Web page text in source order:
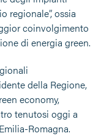
regionale”, ossia
coinvolgimento
di energia green.
della Regione,
economy,
tenutosi oggi a
Romagna.